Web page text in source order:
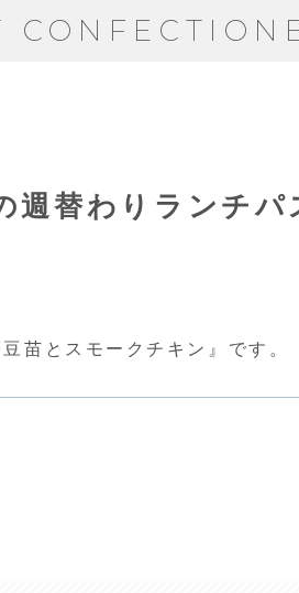
週替わりランチパ
苗とスモークチキン』です。